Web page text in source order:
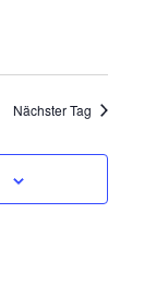
Nächster Tag